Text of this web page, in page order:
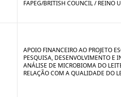
FAPEG/BRITISH COUNCIL / REINO
APOIO FINANCEIRO AO PROJETO
PESQUISA, DESENVOLVIMENTO E
ANÁLISE DE MICROBIOMA DO
RELAÇÃO COM A QUALIDADE DO